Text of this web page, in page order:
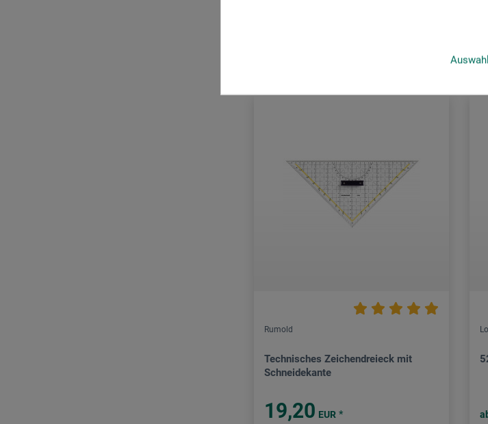
Rumold
Technisches Zeichendreieck mit
Schneidekante
19,20 EUR *